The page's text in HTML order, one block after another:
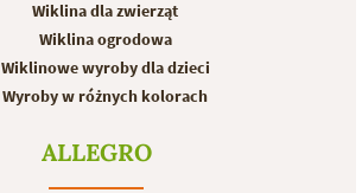
Wiklina dla zwierząt
Wiklina ogrodowa
Wiklinowe wyroby dla dzieci
Wyroby w różnych kolorach
ALLEGRO